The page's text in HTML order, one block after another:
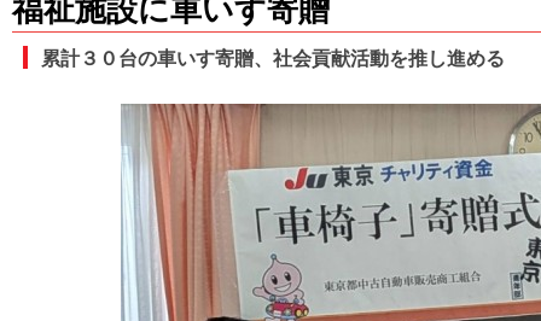
福祉施設に車いす寄贈
累計３０台の車いす寄贈、社会貢献活動を推し進める